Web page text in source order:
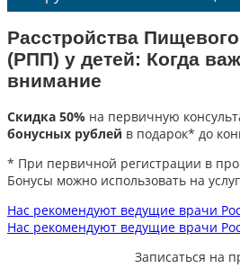
Расстройства
(РПП) у детей: Когда
внимание
Скидка 50% на первичную
бонусных рублей в подарок* до
* При первичной регистрации в
Бонусы можно использовать на
Нас рекомендуют ведущие врачи
Нас рекомендуют ведущие врачи
Записаться на